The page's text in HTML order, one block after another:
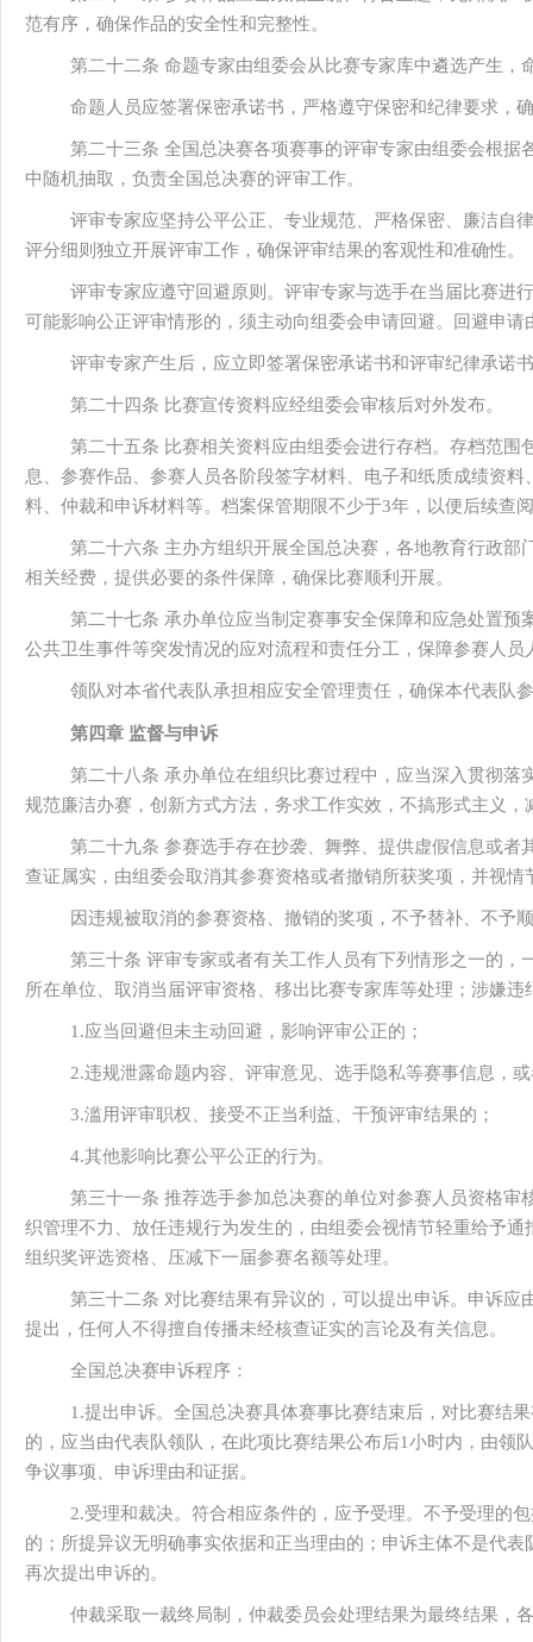
范有序，确保作品的安全性和完整性。
第二十二条 命题专家由组委会从比赛专家库中遴选产生，
命题人员应签署保密承诺书，严格遵守保密和纪律要求，
第二十三条 全国总决赛各项赛事的评审专家由组委会根据
中随机抽取，负责全国总决赛的评审工作。
评审专家应坚持公平公正、专业规范、严格保密、廉洁自
评分细则独立开展评审工作，确保评审结果的客观性和准确性。
评审专家应遵守回避原则。评审专家与选手在当届比赛进
可能影响公正评审情形的，须主动向组委会申请回避。回避申请
评审专家产生后，应立即签署保密承诺书和评审纪律承诺
第二十四条 比赛宣传资料应经组委会审核后对外发布。
第二十五条 比赛相关资料应由组委会进行存档。存档范围
息、参赛作品、参赛人员各阶段签字材料、电子和纸质成绩资
料、仲裁和申诉材料等。档案保管期限不少于3年，以便后续查
第二十六条 主办方组织开展全国总决赛，各地教育行政部
相关经费，提供必要的条件保障，确保比赛顺利开展。
第二十七条 承办单位应当制定赛事安全保障和应急处置预
公共卫生事件等突发情况的应对流程和责任分工，保障参赛人员
领队对本省代表队承担相应安全管理责任，确保本代表队
第四章 监督与申诉
第二十八条 承办单位在组织比赛过程中，应当深入贯彻落
规范廉洁办赛，创新方式方法，务求工作实效，不搞形式主义
第二十九条 参赛选手存在抄袭、舞弊、提供虚假信息或者
查证属实，由组委会取消其参赛资格或者撤销所获奖项，并视
因违规被取消的参赛资格、撤销的奖项，不予替补、不予
第三十条 评审专家或者有关工作人员有下列情形之一的，
所在单位、取消当届评审资格、移出比赛专家库等处理；涉嫌
1.应当回避但未主动回避，影响评审公正的；
2.违规泄露命题内容、评审意见、选手隐私等赛事信息，
3.滥用评审职权、接受不正当利益、干预评审结果的；
4.其他影响比赛公平公正的行为。
第三十一条 推荐选手参加总决赛的单位对参赛人员资格审
织管理不力、放任违规行为发生的，由组委会视情节轻重给予
组织奖评选资格、压减下一届参赛名额等处理。
第三十二条 对比赛结果有异议的，可以提出申诉。申诉应
提出，任何人不得擅自传播未经核查证实的言论及有关信息。
全国总决赛申诉程序：
1.提出申诉。全国总决赛具体赛事比赛结束后，对比赛结
的，应当由代表队领队，在此项比赛结果公布后1小时内，由领
争议事项、申诉理由和证据。
2.受理和裁决。符合相应条件的，应予受理。不予受理的
的；所提异议无明确事实依据和正当理由的；申诉主体不是代
再次提出申诉的。
仲裁采取一裁终局制，仲裁委员会处理结果为最终结果，